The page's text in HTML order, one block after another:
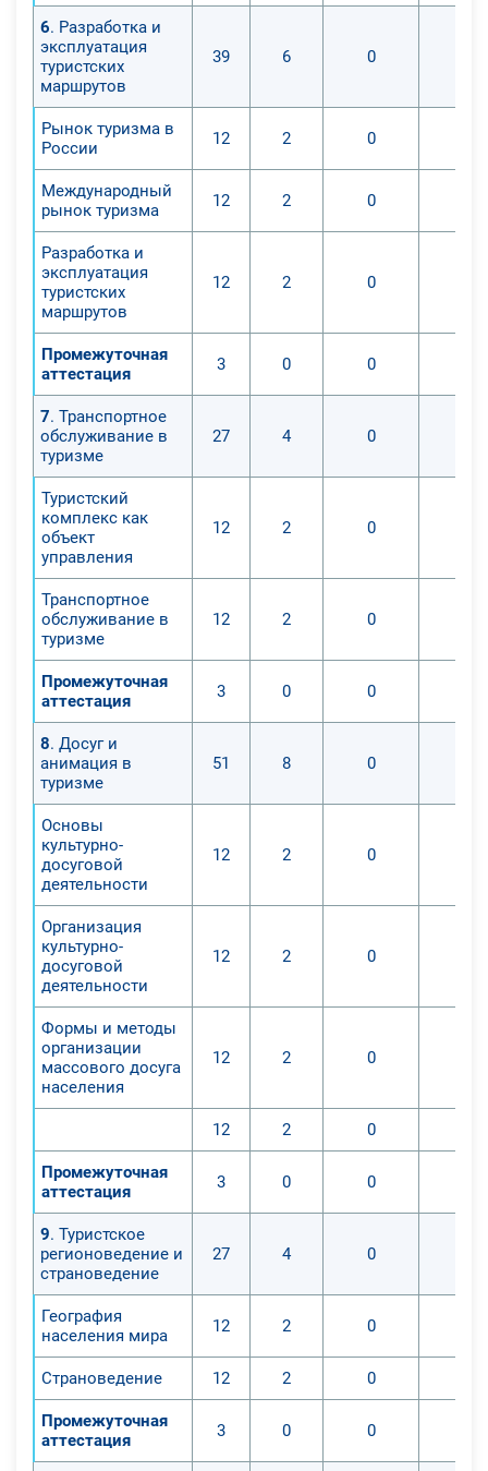
6. Разработка и
эксплуатация
туристских
маршрутов
39 6 0
Рынок туризма в
России
12 2 0
Международный
рынок туризма
12 2 0
Разработка и
эксплуатация
туристских
маршрутов
12 2 0
Промежуточная
аттестация
3 0 0
7. Транспортное
обслуживание в
туризме
27 4 0
Туристский
комплекс как
объект
управления
12 2 0
Транспортное
обслуживание в
туризме
12 2 0
Промежуточная
аттестация
3 0 0
8. Досуг и
анимация в
туризме
51 8 0
Основы
культурно-
досуговой
деятельности
12 2 0
Организация
культурно-
досуговой
деятельности
12 2 0
Формы и методы
организации
массового досуга
населения
12 2 0
12 2 0
Промежуточная
аттестация
3 0 0
9. Туристское
регионоведение и
страноведение
27 4 0
География
населения мира
12 2 0
Страноведение 12 2 0
Промежуточная
аттестация
3 0 0